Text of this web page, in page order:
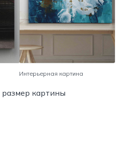
Интерьерная картина
картины